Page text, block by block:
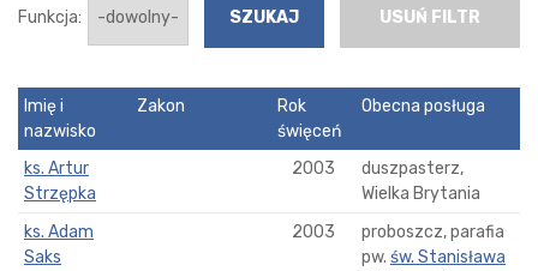
Funkcja: USUŃ FILTR
Imię i
nazwisko
Zakon
Rok
święceń
Obecna posługa
ks. Artur
Strzępka
2003
duszpasterz,
Wielka Brytania
ks. Adam
Saks
2003
proboszcz, parafia
pw. św. Stanisława